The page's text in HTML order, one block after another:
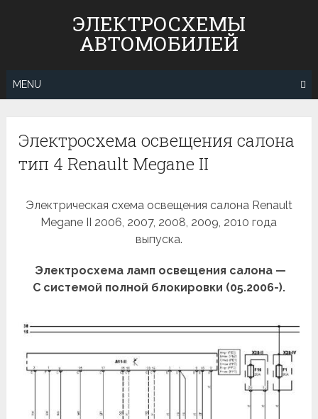
ЭЛЕКТРОСХЕМЫ
АВТОМОБИЛЕЙ
MENU
Электросхема освещения салона
тип 4 Renault Megane II
Электрическая схема освещения салона Renault
Megane II 2006, 2007, 2008, 2009, 2010 года
выпуска.
Электросхема ламп освещения салона —
С системой полной блокировки (05.2006-).